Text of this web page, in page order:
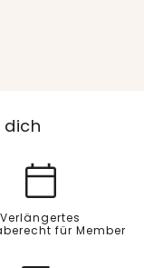
dich
Verlängertes
für Member